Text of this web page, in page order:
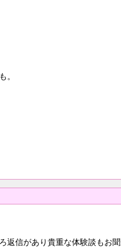
。
返信があり貴重な体験談もお